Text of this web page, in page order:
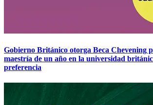
Gobierno Británico otorga Beca Chevening
maestría de un año en la universidad
preferencia